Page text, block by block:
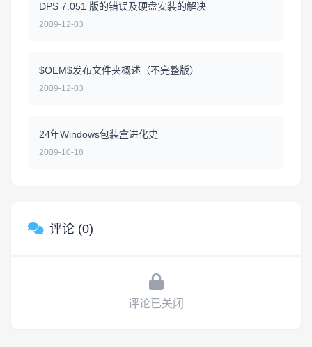
DPS 7.051 版的错误及硬盘安装的解决
2009-12-03
$OEM$发布文件夹概述（不完整版）
2009-12-03
24年Windows包装盒进化史
2009-10-18
评论 (0)
评论已关闭